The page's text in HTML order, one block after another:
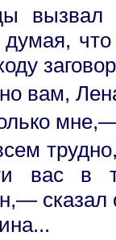
вызвал
вам,
мне,—
вас в